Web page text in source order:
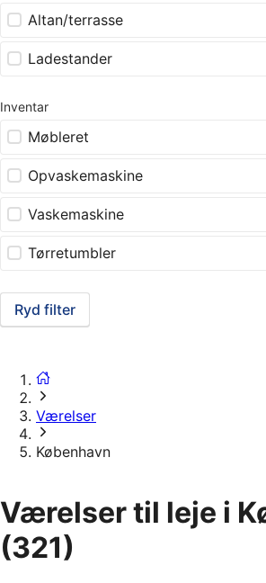
Altan/terrasse
Ladestander
Inventar
Møbleret
Opvaskemaskine
Vaskemaskine
Tørretumbler
Ryd filter
Værelser
København
Værelser til leje i
(321)